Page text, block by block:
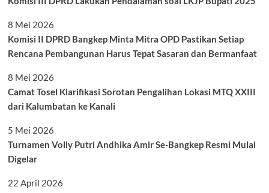
8 Mei 2026
Komisi II DPRD Bangkep Minta Mitra OPD Pastikan Setiap
Rencana Pembangunan Harus Tepat Sasaran dan Bermanfaat
8 Mei 2026
Camat Tosel Klarifikasi Sorotan Pengalihan Lokasi MTQ XXIII
dari Kalumbatan ke Kanali
5 Mei 2026
Turnamen Volly Putri Andhika Amir Se-Bangkep Resmi Mulai
Digelar
22 April 2026